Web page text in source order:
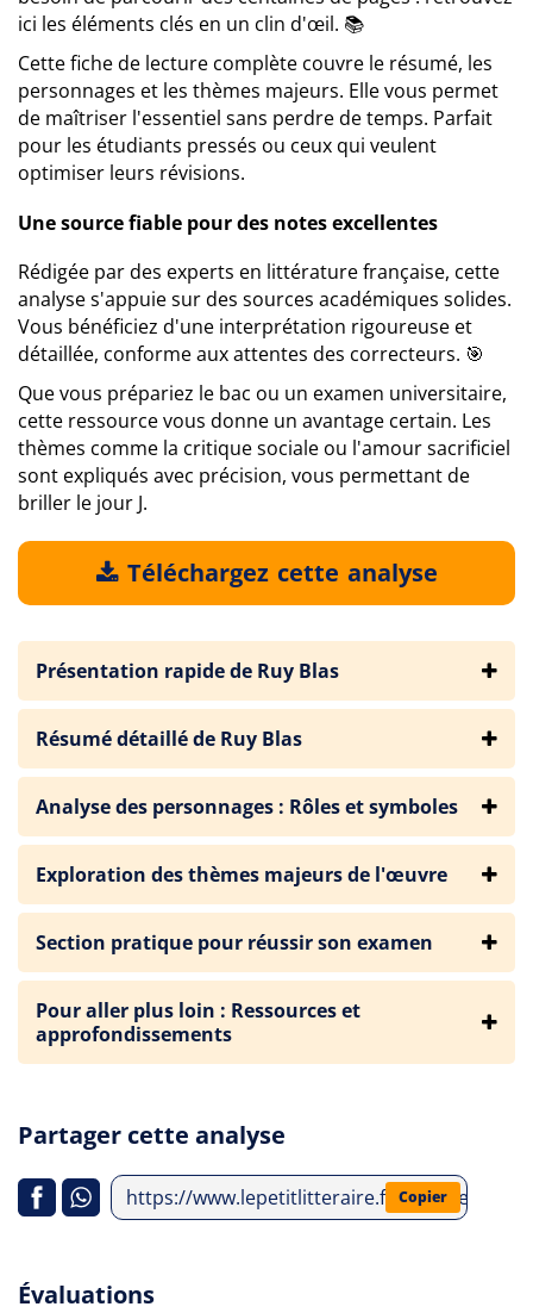
ici les éléments clés en un clin d'œil. 📚
Cette fiche de lecture complète couvre le résumé, les
personnages et les thèmes majeurs. Elle vous permet
de maîtriser l'essentiel sans perdre de temps. Parfait
pour les étudiants pressés ou ceux qui veulent
optimiser leurs révisions.
Une source fiable pour des notes excellentes
Rédigée par des experts en littérature française, cette
analyse s'appuie sur des sources académiques solides.
Vous bénéficiez d'une interprétation rigoureuse et
détaillée, conforme aux attentes des correcteurs. 🎯
Que vous prépariez le bac ou un examen universitaire,
cette ressource vous donne un avantage certain. Les
thèmes comme la critique sociale ou l'amour sacrificiel
sont expliqués avec précision, vous permettant de
briller le jour J.
Téléchargez cette analyse
Présentation rapide de Ruy Blas
Résumé détaillé de Ruy Blas
Analyse des personnages : Rôles et symboles
Exploration des thèmes majeurs de l'œuvre
Section pratique pour réussir son examen
Pour aller plus loin : Ressources et
approfondissements
Partager cette analyse
https://www.lepetitlitteraire.fr/analyses-
Copier
Évaluations